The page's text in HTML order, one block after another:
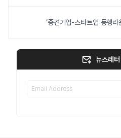
‘중견기업-스타트업 동행
뉴스레